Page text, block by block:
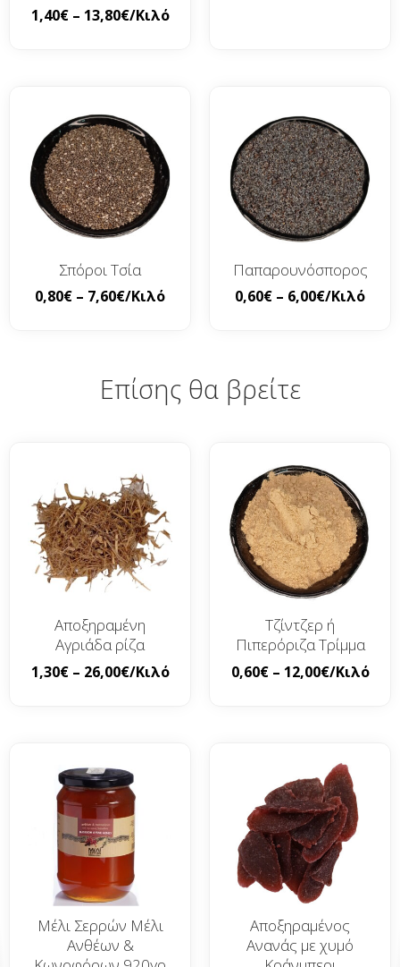
1,40€ – 13,80€/Κιλό
Σπόροι Τσία
0,80€ – 7,60€/Κιλό
Παπαρουνόσπορος
0,60€ – 6,00€/Κιλό
Επίσης θα βρείτε
Αποξηραμένη
Αγριάδα ρίζα
1,30€ – 26,00€/Κιλό
Τζίντζερ ή
Πιπερόριζα Τρίμμα
0,60€ – 12,00€/Κιλό
Μέλι Σερρών Μέλι
Ανθέων &
Αποξηραμένος
Ανανάς με χυμό